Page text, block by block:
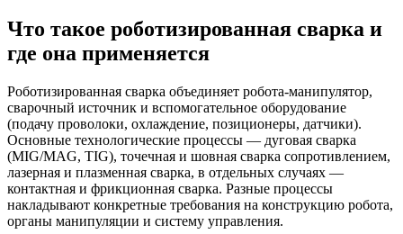
Что такое роботизированная сварка и
где она применяется
Роботизированная сварка объединяет робота-манипулятор,
сварочный источник и вспомогательное оборудование
(подачу проволоки, охлаждение, позиционеры, датчики).
Основные технологические процессы — дуговая сварка
(MIG/MAG, TIG), точечная и шовная сварка сопротивлением,
лазерная и плазменная сварка, в отдельных случаях —
контактная и фрикционная сварка. Разные процессы
накладывают конкретные требования на конструкцию робота,
органы манипуляции и систему управления.